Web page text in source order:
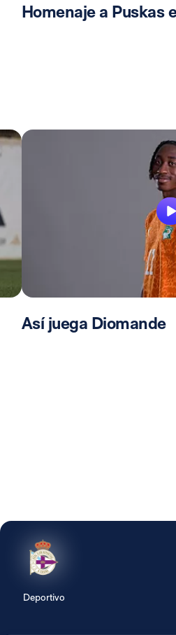
Homenaje a Puskas
Así juega Diomande
Deportivo